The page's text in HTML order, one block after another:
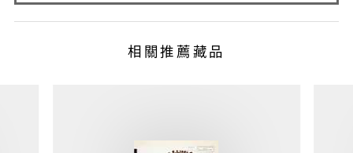
相關推薦藏品